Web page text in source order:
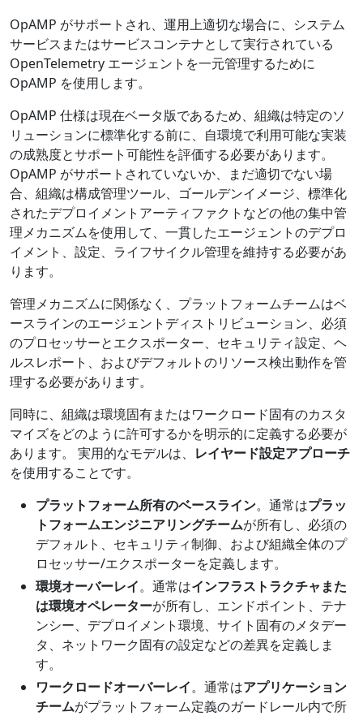
OpAMP がサポートされ、運用上適切な場合に、システム
サービスまたはサービスコンテナとして実行されている
OpenTelemetry エージェントを一元管理するために
OpAMP を使用します。
OpAMP 仕様は現在ベータ版であるため、組織は特定のソ
リューションに標準化する前に、自環境で利用可能な実装
の成熟度とサポート可能性を評価する必要があります。
OpAMP がサポートされていないか、まだ適切でない場
合、組織は構成管理ツール、ゴールデンイメージ、標準化
されたデプロイメントアーティファクトなどの他の集中管
理メカニズムを使用して、一貫したエージェントのデプロ
イメント、設定、ライフサイクル管理を維持する必要があ
ります。
管理メカニズムに関係なく、プラットフォームチームはベ
ースラインのエージェントディストリビューション、必須
のプロセッサーとエクスポーター、セキュリティ設定、ヘ
ルスレポート、およびデフォルトのリソース検出動作を管
理する必要があります。
同時に、組織は環境固有またはワークロード固有のカスタ
マイズをどのように許可するかを明示的に定義する必要が
あります。 実用的なモデルは、 レイヤード設定アプローチ
を使用することです。
プラットフォーム所有のベースライン。通常はプラッ
トフォームエンジニアリングチームが所有し、必須の
デフォルト、セキュリティ制御、および組織全体のプ
ロセッサー/エクスポーターを定義します。
環境オーバーレイ。通常はインフラストラクチャまた
は環境オペレーターが所有し、エンドポイント、テナ
ンシー、デプロイメント環境、サイト固有のメタデー
タ、ネットワーク固有の設定などの差異を定義しま
す。
ワークロードオーバーレイ。通常はアプリケーション
チームがプラットフォーム定義のガードレール内で所